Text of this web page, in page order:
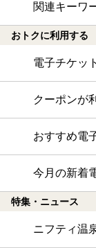
関連キーワ
おトクに利用する
電子チケッ
クーポンが
おすすめ電
今月の新着
特集・ニュース
ニフティ温